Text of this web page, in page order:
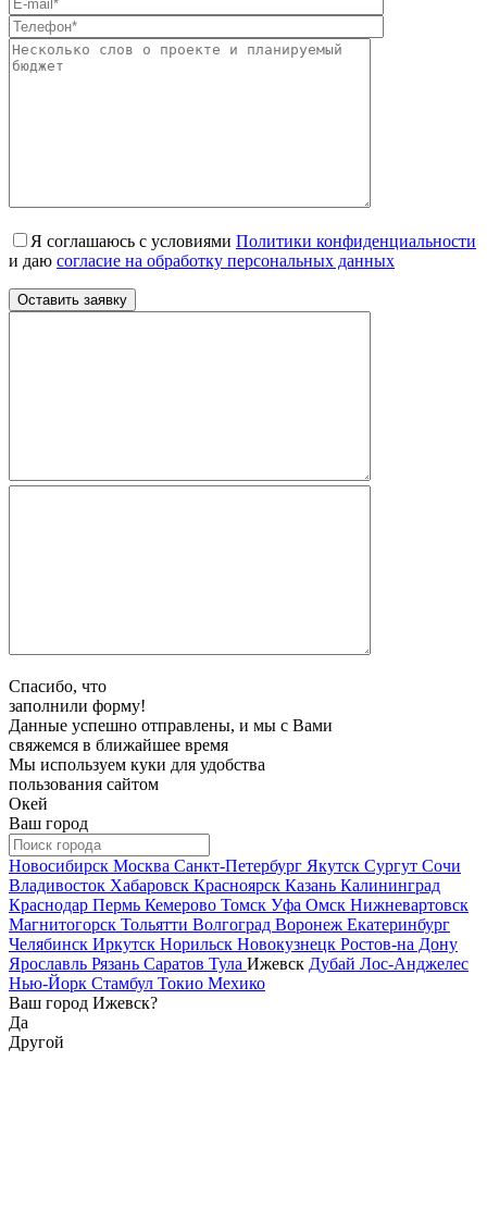
Я соглашаюсь с условиями Политики конфиденциальности
и даю согласие на обработку персональных данных
Спасибо, что
заполнили форму!
Данные успешно отправлены, и мы с Вами
свяжемся в ближайшее время
Мы используем куки для удобства
пользования сайтом
Окей
Ваш город
Новосибирск Москва Санкт-Петербург Якутск Сургут Сочи
Владивосток Хабаровск Красноярск Казань Калининград
Краснодар Пермь Кемерово Томск Уфа Омск Нижневартовск
Магнитогорск Тольятти Волгоград Воронеж Екатеринбург
Челябинск Иркутск Норильск Новокузнецк Ростов-на Дону
Ярославль Рязань Саратов Тула Ижевск Дубай Лос-Анджелес
Нью-Йорк Стамбул Токио Мехико
Ваш город Ижевск?
Да
Другой